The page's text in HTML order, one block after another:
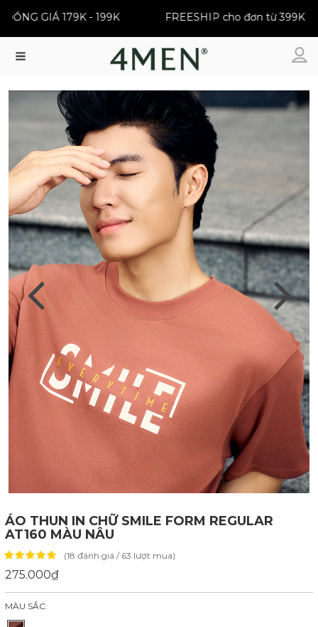
GIÁ 179K - 199K FREESHIP cho đơn từ 399K
ÁO THUN IN CHỮ SMILE FORM REGULAR
AT160 MÀU NÂU
(18 đánh giá / 63 lượt mua)
275.000₫
MÀU SẮC: